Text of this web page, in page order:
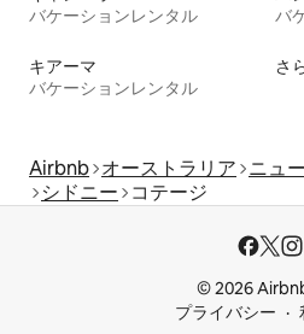
バケーションレンタル
バ
キアーマ
バケーションレンタル
さ
Airbnb オーストラリア ニュ
シドニー
コテージ
© 2026
プライバシー